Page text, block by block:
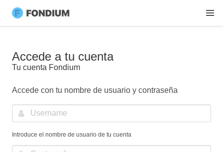
Accede a tu cuenta
Tu cuenta Fondium
Accede con tu nombre de usuario y contraseña
Introduce el nombre de usuario de tu cuenta